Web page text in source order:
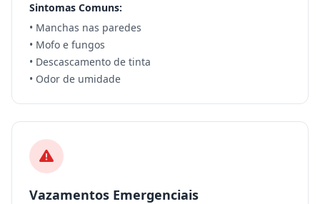
Sintomas Comuns:
• Manchas nas paredes
• Mofo e fungos
• Descascamento de tinta
• Odor de umidade
Vazamentos Emergenciais